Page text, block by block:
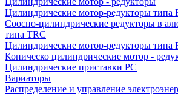
Цилиндрические мотор-редукторы типа
Соосно-цилиндрические редукторы в
типа TRC
Цилиндрические мотор-редукторы типа
Коническо цилиндрические мотор -
Цилиндрические приставки PC
Вариаторы
Распределение и управление